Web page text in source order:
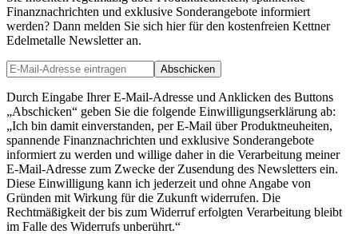
Finanznachrichten und exklusive Sonderangebote informiert
werden? Dann melden Sie sich hier für den kostenfreien Kettner
Edelmetalle Newsletter an.
Abschicken
Durch Eingabe Ihrer E-Mail-Adresse und Anklicken des Buttons
„Abschicken“ geben Sie die folgende Einwilligungserklärung ab:
„Ich bin damit einverstanden, per E-Mail über Produktneuheiten,
spannende Finanznachrichten und exklusive Sonderangebote
informiert zu werden und willige daher in die Verarbeitung meiner
E-Mail-Adresse zum Zwecke der Zusendung des Newsletters ein.
Diese Einwilligung kann ich jederzeit und ohne Angabe von
Gründen mit Wirkung für die Zukunft widerrufen. Die
Rechtmäßigkeit der bis zum Widerruf erfolgten Verarbeitung bleibt
im Falle des Widerrufs unberührt.“